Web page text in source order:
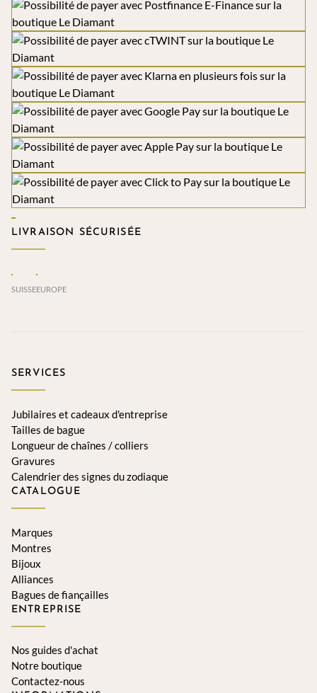
LIVRAISON SÉCURISÉE
SUISSEEUROPE
SERVICES
Jubilaires et cadeaux d'entreprise
Tailles de bague
Longueur de chaînes / colliers
Gravures
Calendrier des signes du zodiaque
CATALOGUE
Marques
Montres
Bijoux
Alliances
Bagues de fiançailles
ENTREPRISE
Nos guides d'achat
Notre boutique
Contactez-nous